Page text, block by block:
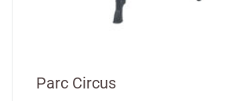
Parc Circus